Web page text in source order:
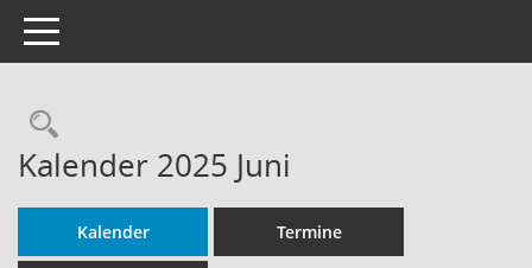
Toggle navigation
Rechercheauswahl
Kalender 2025 Juni
Kalender Termine